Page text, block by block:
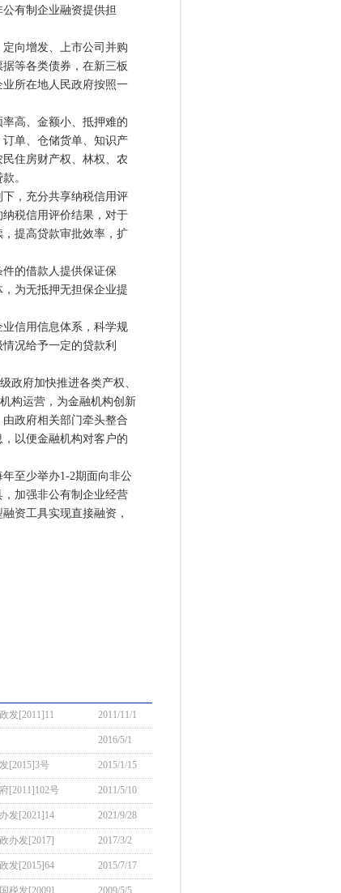
有制企业融资提供担
向增发、上市公司并购
等各类债券，在新三板
所在地人民政府按照一
高、金额小、抵押难的
单、仓储货单、知识产
住房财产权、林权、农
。
，充分共享纳税信用评
税信用评价结果，对于
提高贷款审批效率，扩
的借款人提供保证保
为无抵押无担保企业提
信用信息体系，科学规
况给予一定的贷款利
府加快推进各类产权、
构运营，为金融机构创新
政府相关部门牵头整合
以便金融机构对客户的
至少举办1-2期面向非公
加强非公有制企业经营
资工具实现直接融资，
发[2011]11 2011/11/1
2016/5/1
[2015]3号 2015/1/15
[2011]102号 2011/5/10
发[2021]14 2021/9/28
办发[2017] 2017/3/2
发[2015]64 2015/7/17
税发[2009] 2009/5/5